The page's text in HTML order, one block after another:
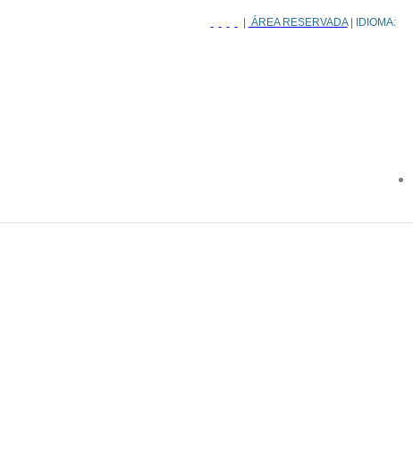
ÁREA RESERVADA| IDIOMA: